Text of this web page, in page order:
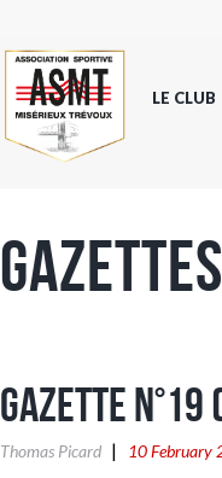
LE CLUB
Gazettes
Gazette
Thomas Picard 10 February